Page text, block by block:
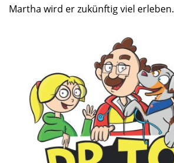
Martha wird er zukünftig viel erleben.